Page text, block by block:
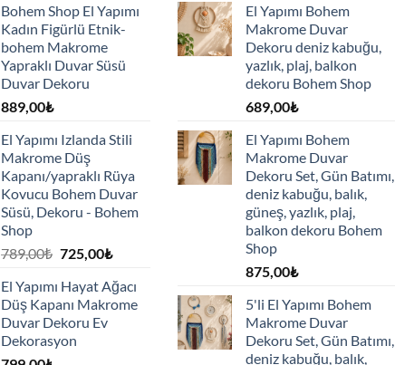
Bohem Shop El Yapımı
Kadın Figürlü Etnik-
bohem Makrome
Yapraklı Duvar Süsü
Duvar Dekoru
889,00₺
El Yapımı Izlanda Stili
Makrome Düş
Kapanı/yapraklı Rüya
Kovucu Bohem Duvar
Süsü, Dekoru - Bohem
Shop
789,00₺ Orijinal
789,00₺.
725,00₺Şu
fiyat:
725,00₺.
El Yapımı Hayat Ağacı
Düş Kapanı Makrome
Duvar Dekoru Ev
Dekorasyon
El Yapımı Bohem
Makrome Duvar
Dekoru deniz kabuğu,
yazlık, plaj, balkon
dekoru Bohem Shop
689,00₺
El Yapımı Bohem
Makrome Duvar
Dekoru Set, Gün Batımı,
deniz kabuğu, balık,
güneş, yazlık, plaj,
balkon dekoru Bohem
Shop
875,00₺
5'li El Yapımı Bohem
Makrome Duvar
Dekoru Set, Gün Batımı,
deniz kabuğu, balık,